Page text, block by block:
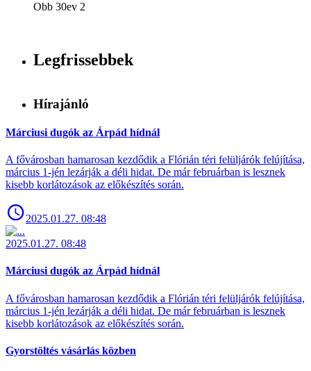
Obb 30ev 2
Legfrissebbek
Hírajánló
Márciusi dugók az Árpád hídnál
A fővárosban hamarosan kezdődik a Flórián téri felüljárók felújítása,
március 1-jén lezárják a déli hidat. De már februárban is lesznek
kisebb korlátozások az előkészítés során.
2025.01.27. 08:48
2025.01.27. 08:48
Márciusi dugók az Árpád hídnál
A fővárosban hamarosan kezdődik a Flórián téri felüljárók felújítása,
március 1-jén lezárják a déli hidat. De már februárban is lesznek
kisebb korlátozások az előkészítés során.
Gyorstöltés vásárlás közben